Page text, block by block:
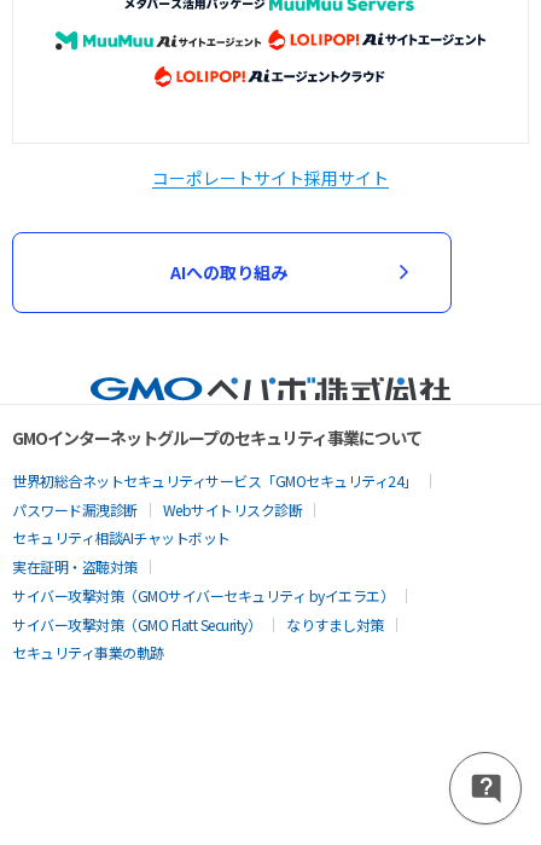
コーポレートサイト採用サイト
AIへの取り組み
GMOインターネットグループのセキュリティ事業について
世界初総合ネットセキュリティサービス「GMOセキュリティ24」
パスワード漏洩診断
Webサイトリスク診断
セキュリティ相談AIチャットボット
実在証明・盗聴対策
サイバー攻撃対策（GMOサイバーセキュリティ byイエラエ）
サイバー攻撃対策（GMO Flatt Security）
なりすまし対策
セキュリティ事業の軌跡